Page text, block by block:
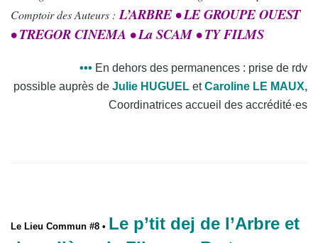
Comptoir des Auteurs : L’ARBRE • LE GROUPE OUEST
• TREGOR CINEMA • La SCAM • TY FILMS
••• En dehors des permanences : prise de rdv
possible auprès de Julie HUGUEL etCaroline LE MAUX,
Coordinatrices accueil des accrédité·es
Le Lieu Commun #8 • Le p’tit dej de l’Arbre et